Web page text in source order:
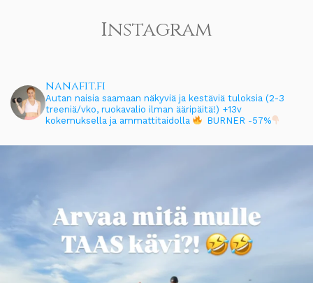
Instagram
nanafit.fi
Autan naisia saamaan näkyviä ja kestäviä tuloksia (2-3
treeniä/vko, ruokavalio ilman ääripäitä!) +13v
kokemuksella ja ammattitaidolla
BURNER -57%